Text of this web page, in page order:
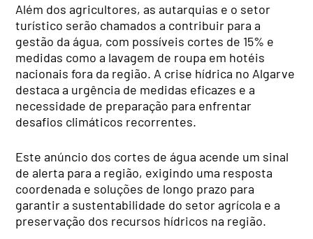
Além dos agricultores, as autarquias e o setor
turístico serão chamados a contribuir para a
gestão da água, com possíveis cortes de 15% e
medidas como a lavagem de roupa em hotéis
nacionais fora da região. A crise hídrica no Algarve
destaca a urgência de medidas eficazes e a
necessidade de preparação para enfrentar
desafios climáticos recorrentes.
Este anúncio dos cortes de água acende um sinal
de alerta para a região, exigindo uma resposta
coordenada e soluções de longo prazo para
garantir a sustentabilidade do setor agrícola e a
preservação dos recursos hídricos na região.